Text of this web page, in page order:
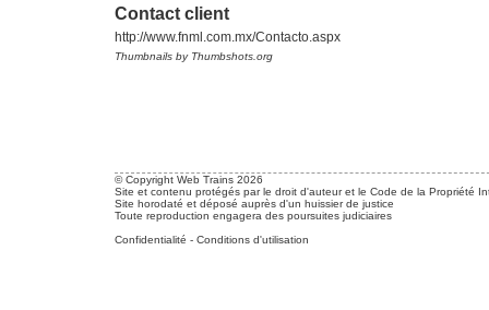
Contact client
http://www.fnml.com.mx/Contacto.aspx
Thumbnails by Thumbshots.org
© Copyright Web Trains 2026
Site et contenu protégés par le droit d'auteur et le Code de la Propriété
Site horodaté et déposé auprès d'un huissier de justice
Toute reproduction engagera des poursuites judiciaires
Confidentialité - Conditions d'utilisation